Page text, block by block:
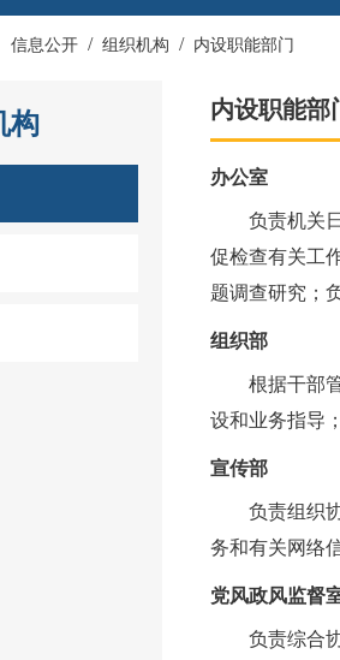
信息公开 / 组织机构 / 内设职能部门
构 内设职能部
办公室
负责机关
促检查有关工
题调查研究；
组织部
根据干部
设和业务指导
宣传部
负责组织
务和有关网络
党风政风监督
负责综合